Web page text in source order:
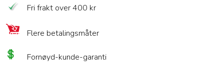
Fri frakt over 400 kr
Flere betalingsmåter
Fornøyd-kunde-garanti